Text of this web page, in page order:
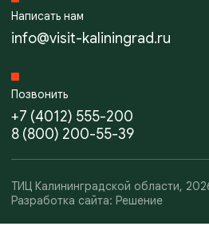
Написать нам
info@visit-kaliningrad.ru
Позвонить
+7 (4012) 555-200
8 (800) 200-55-39
ТИЦ Калининградской области,
Разработка сайта: Решение